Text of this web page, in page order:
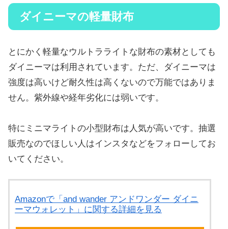
ダイニーマの軽量財布
とにかく軽量なウルトラライトな財布の素材としても
ダイニーマは利用されています。ただ、ダイニーマは
強度は高いけど耐久性は高くないので万能ではありま
せん。紫外線や経年劣化には弱いです。
特にミニマライトの小型財布は人気が高いです。抽選
販売なのでほしい人はインスタなどをフォローしてお
いてください。
Amazonで「and wander アンドワンダー ダイニ
ーマウォレット」に関する詳細を見る